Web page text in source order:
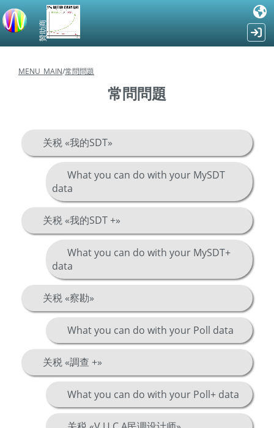
贊助商
MENU_MAIN/常問問題
常問問題
关税 «我的SDT»
What you can do with your MySDT
data
关税 «我的SDT +»
What you can do with your MySDT+
data
关税 «察勘»
What you can do with your Poll data
关税 «調查 +»
What you can do with your Poll+ data